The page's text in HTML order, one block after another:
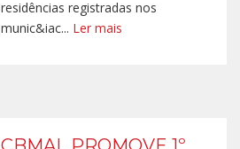
residências registradas nos
munic&iac... Ler mais